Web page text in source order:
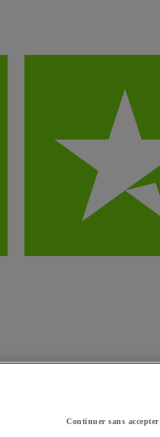
Continuer sans accepter